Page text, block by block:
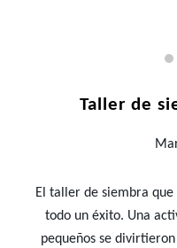
Taller de
El taller de siembra
todo un éxito. Una
pequeños se